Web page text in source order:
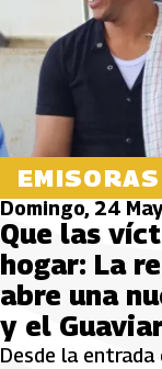
Domingo, 24
Que las
hogar: La
abre una
y el
Desde la entrada